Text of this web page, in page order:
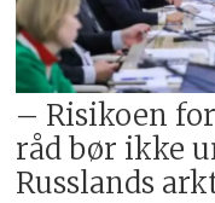
– Risikoen
råd bør ikke
Russlands